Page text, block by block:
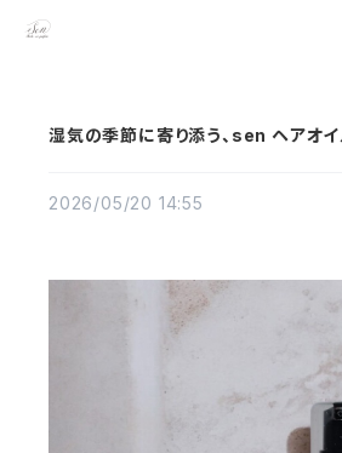
湿気の季節に寄り添う、sen ヘアオ
2026/05/20 14:55